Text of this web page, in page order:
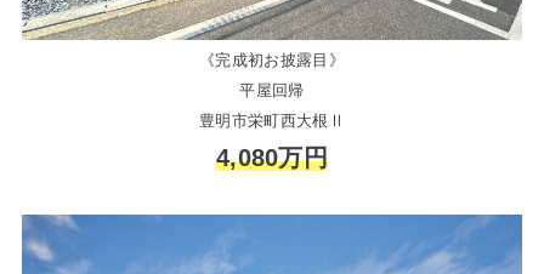
《完成初お披露目》
平屋回帰
豊明市栄町西大根Ⅱ
4,080万円